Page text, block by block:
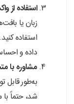
استفاده از
زبان یا
استفاده
داده و
مشاوره با
به‌طور قابل
شد، حتماً